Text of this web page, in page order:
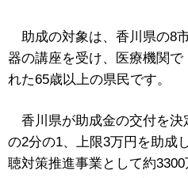
助成の対象は、香川県の8
器の講座を受け、医療機関
れた65歳以上の県民です。
香川県が助成金の交付を決
の2分の1、上限3万円を助成
聴対策推進事業として約